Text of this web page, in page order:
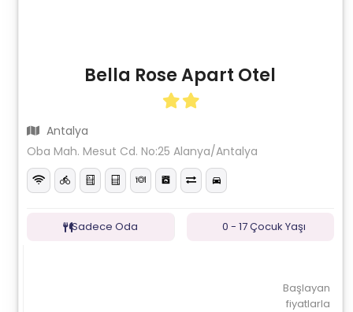
Bella Rose Apart Otel
Antalya
Oba Mah. Mesut Cd. No:25 Alanya/Antalya
Sadece Oda 0 - 17 Çocuk Yaşı
Başlayan
fiyatlarla